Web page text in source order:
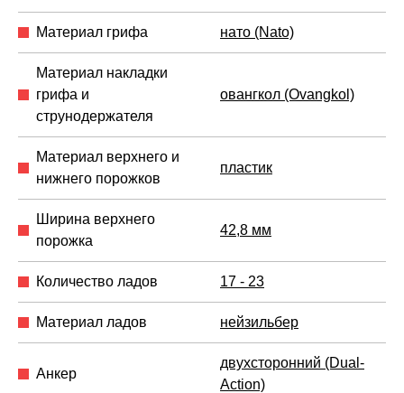
Материал грифа нато (Nato)
Материал накладки
грифа и
струнодержателя
овангкол (Ovangkol)
Материал верхнего и
нижнего порожков
пластик
Ширина верхнего
порожка
42,8 мм
Количество ладов 17 - 23
Материал ладов нейзильбер
Анкер
двухсторонний (Dual-
Action)